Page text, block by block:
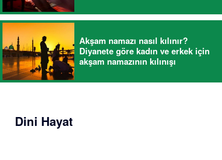
Akşam namazı nasıl kılınır?
Diyanete göre kadın ve erkek için
akşam namazının kılınışı
Dini Hayat